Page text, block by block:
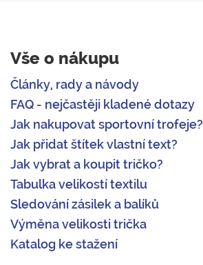
Vše o nákupu
Články, rady a návody
FAQ - nejčastěji kladené dotazy
Jak nakupovat sportovní trofeje?
Jak přidat štítek vlastní text?
Jak vybrat a koupit tričko?
Tabulka velikostí textilu
Sledování zásilek a balíků
Výměna velikosti trička
Katalog ke stažení